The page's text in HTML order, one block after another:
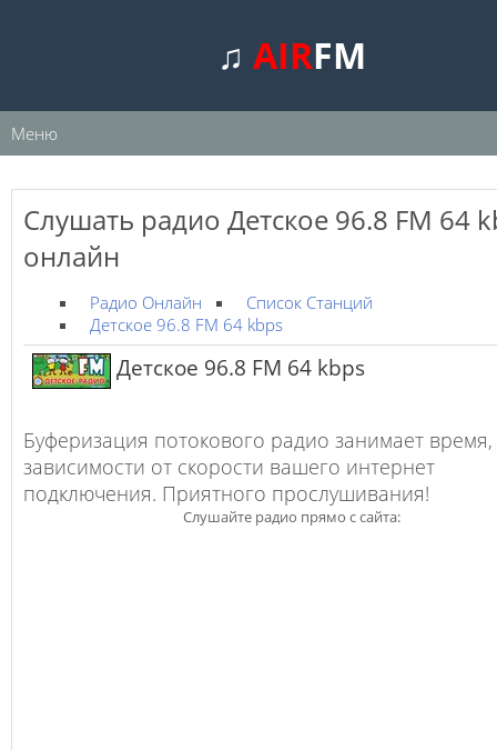
♫AIRFM
Меню
Слушать радио Детское 96.8 FM 64
онлайн
Радио Онлайн
Список Станций
Детское 96.8 FM 64 kbps
Детское 96.8 FM 64 kbps
Буферизация потокового радио занимает время,
зависимости от скорости вашего интернет
подключения. Приятного прослушивания!
Слушайте радио прямо с сайта: